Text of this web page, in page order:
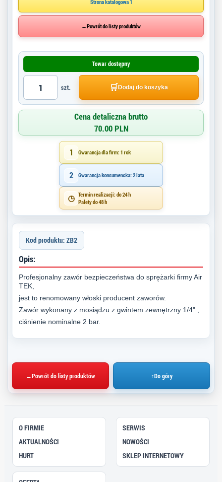
Kod produktu: ZB2
Opis:
Profesjonalny zawór bezpieczeństwa do sprężarki firmy Air
TEK,
jest to renomowany włoski producent zaworów.
Zawór wykonany z mosiądzu z gwintem zewnętrzny 1/4" ,
ciśnienie nominalne 2 bar.
Strona katalogowa 1
←Powrót do listy produktów
Towar dostępny
szt. 🛒Dodaj do koszyka
Cena detaliczna brutto
70.00 PLN
1 Gwarancja dla firm: 1 rok
2 Gwarancja konsumencka: 2 lata
◷ Termin realizacji: do 24 h
Palety do 48 h
←Powrót do listy produktów ↑Do góry
O FIRMIE
AKTUALNOŚCI
HURT
SERWIS
NOWOŚCI
SKLEP INTERNETOWY